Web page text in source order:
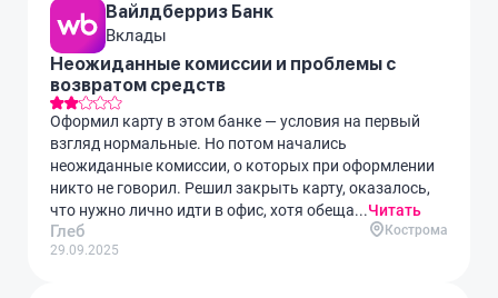
Вайлдберриз Банк
Вклады
Неожиданные комиссии и проблемы с
возвратом средств
Оформил карту в этом банке — условия на первый
взгляд нормальные. Но потом начались
неожиданные комиссии, о которых при оформлении
никто не говорил. Решил закрыть карту, оказалось,
что нужно лично идти в офис, хотя обеща...Читать
Глеб
29.09.2025
Кострома